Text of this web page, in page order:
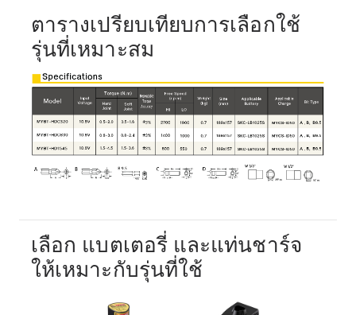
ตารางเปรียบเทียบการเลือกใช้
รุ่นที่เหมาะสม
เลือก แบตเตอรี่ และแท่นชาร์จ
ให้เหมาะกับรุ่นที่ใช้